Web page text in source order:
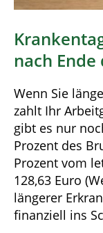
nach
Wenn Sie
zahlt Ihr
gibt es nur
Prozent des
Prozent vom
128,63 Euro
längerer
finanziell ins